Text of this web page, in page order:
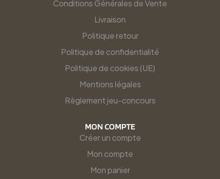
Conditions Générales de Vente
Livraison
Politique retour
Politique de confidentialité
Politique de cookies (UE)
Mentions légales
Règlement jeu-concours
MON COMPTE
Créer un compte
Mon compte
Mon panier